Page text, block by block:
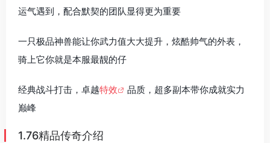
运气遇到，配合默契的团队显得更为重要
一只极品神兽能让你武力值大大提升，炫酷帅气的外表，
骑上它你就是本服最靓的仔
经典战斗打击，卓越特效
品质，超多副本带你成就实力
巅峰
1.76精品传奇介绍